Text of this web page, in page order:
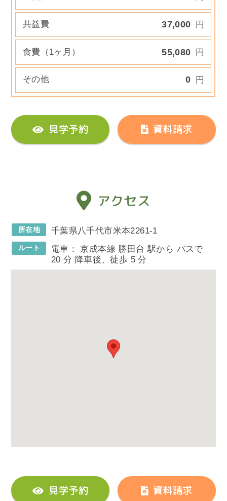
共益費 37,000 円
食費（1ヶ月） 55,080 円
その他 0 円
見学予約 資料請求
アクセス
所在地 千葉県八千代市米本2261-1
ルート
電車： 京成本線 勝田台 駅から バスで
20 分 降車後、徒歩 5 分
見学予約 資料請求